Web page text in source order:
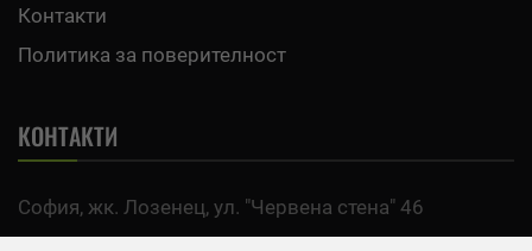
Контакти
Политика за поверителност
КОНТАКТИ
София, жк. Лозенец, ул. "Червена стена" 46